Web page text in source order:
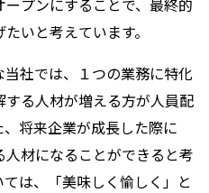
プンにすることで、最終的
いと考えています。
社では、１つの業務に特化
る人材が増える方が人員配
将来企業が成長した際に
材になることができると考
は、「美味しく愉しく」と